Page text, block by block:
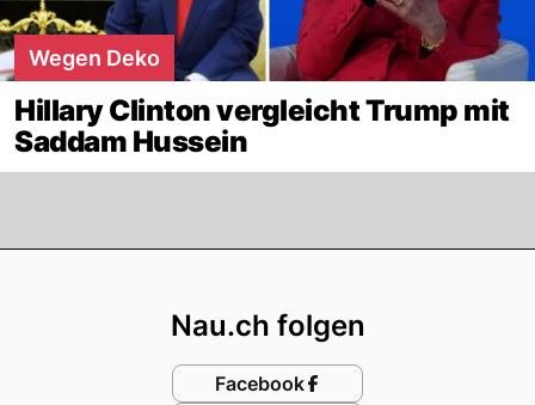
Wegen Deko
Hillary Clinton vergleicht Trump mit
Saddam Hussein
Nau.ch folgen
Facebook